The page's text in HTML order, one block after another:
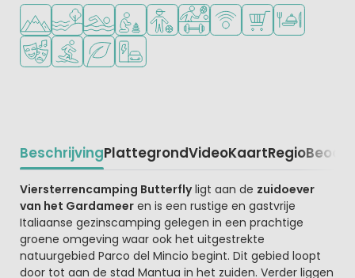
Ligt in de heuvels/bergen
Ligt bij het water
Openlucht zwembad
Aanbevolen voor jonge kinderen
Aanbevolen voor tieners
Veel mogelijkheden om te
WiFi beschikbaar
Campingwinkel/
Restaurant of
Animatieprogramma
Watersportfaciliteiten
Groene ligging
Laadpaal elektrische auto
BeschrijvingPlattegrondVideoKaartRegio
Beschrijving
Viersterrencamping Butterflyligt aan de zuidoever
van het Gardameeren is een rustige en gastvrije
Italiaanse gezinscamping gelegen in een prachtige
groene omgeving waar ook het uitgestrekte
natuurgebied Parco del Mincio begint. Dit gebied loopt
door tot aan de stad Mantua in het zuiden. Verder liggen